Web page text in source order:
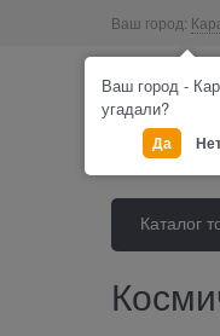
Ваш город:
Каталог
Ваш город -
угадали?
Да